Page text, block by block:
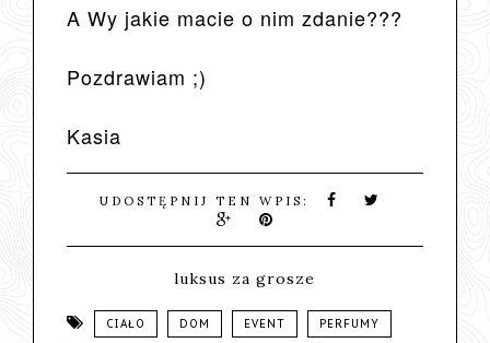
A Wy jakie macie o nim zdanie???
Pozdrawiam ;)
Kasia
UDOSTĘPNIJ TEN WPIS:
luksus za grosze
CIAŁO DOM EVENT PERFUMY